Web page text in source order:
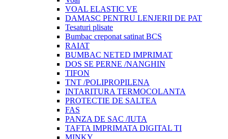
VOAL ELASTIC VE
DAMASC PENTRU LENJERII DE PAT
Tesaturi plisate
Bumbac creponat satinat BCS
RAIAT
BUMBAC NETED IMPRIMAT
DOS SE PERNE /NANGHIN
TIFON
TNT /POLIPROPILENA
INTARITURA TERMOCOLANTA
PROTECTIE DE SALTEA
FAS
PANZA DE SAC /IUTA
TAFTA IMPRIMATA DIGITAL TI
MINKY